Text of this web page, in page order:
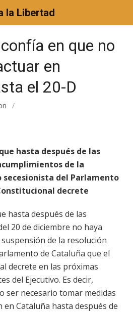
la Libertad
en que no
en
el 20-D
/
hasta después de las
de la
secesionista del Parlamento
decrete
hasta después de las
20 de diciembre no haya
de la resolución
de Cataluña que el
decrete en las próximas
del Ejecutivo. Es decir,
ser necesario tomar medidas
en Cataluña hasta después de